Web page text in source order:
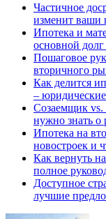
Частичное
изменит ваши
Ипотека и
основной
Пошаговое
вторичного
Как делится
–
Созаемщик vs.
нужно знать о
Ипотека на
новостроек и
Как вернуть
полное
Доступное
лучшие